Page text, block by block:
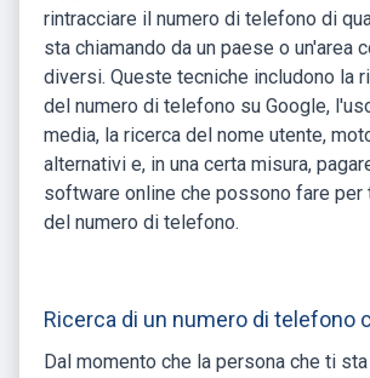
rintracciare il numero di telefono di
sta chiamando da un paese o un'area
diversi. Queste tecniche includono la
del numero di telefono su Google,
media, la ricerca del nome utente,
alternativi e, in una certa misura,
software online che possono fare per
del numero di telefono.
Ricerca di un numero di telefono
Dal momento che la persona che ti